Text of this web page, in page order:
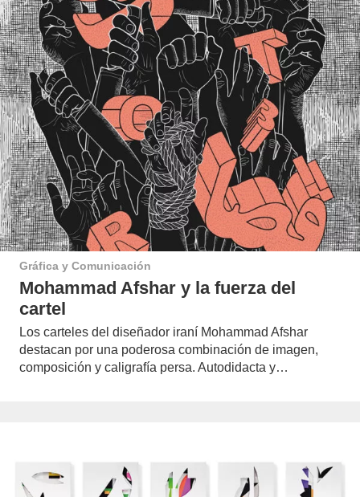
Gráfica y Comunicación
Mohammad Afshar y la fuerza del
cartel
Los carteles del diseñador iraní Mohammad Afshar
destacan por una poderosa combinación de imagen,
composición y caligrafía persa. Autodidacta y…